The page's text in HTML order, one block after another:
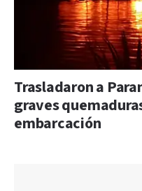
Trasladaron a
graves
embarcación